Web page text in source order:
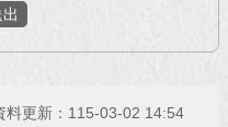
料更新：115-03-02 14:54